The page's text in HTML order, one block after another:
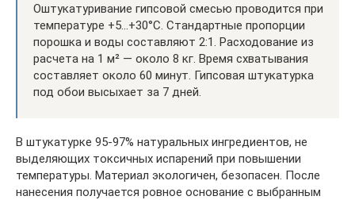
Оштукатуривание гипсовой смесью проводится при
температуре +5…+30°С. Стандартные пропорции
порошка и воды составляют 2:1. Расходование из
расчета на 1 м² — около 8 кг. Время схватывания
составляет около 60 минут. Гипсовая штукатурка
под обои высыхает за 7 дней.
В штукатурке 95-97% натуральных ингредиентов, не
выделяющих токсичных испарений при повышении
температуры. Материал экологичен, безопасен. После
нанесения получается ровное основание с выбранным